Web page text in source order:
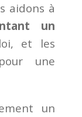
aidons à
un
et les
une
un